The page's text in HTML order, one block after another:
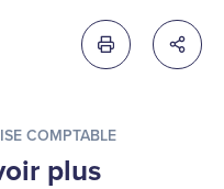
Imprimer cette
COMPTABLE
plus